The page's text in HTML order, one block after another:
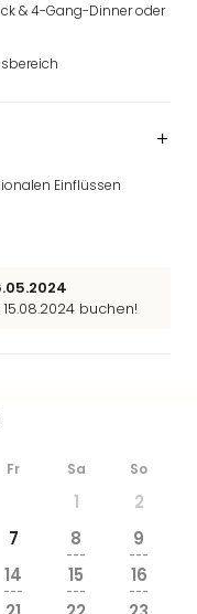
& 4-Gang-Dinner oder
Einflüssen
buchen!
Fr Sa So
1
2
7 8
---
9
---
14
---
15
---
16
---